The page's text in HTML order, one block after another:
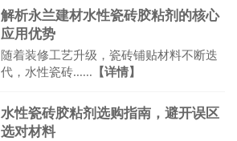
解析永兰建材水性瓷砖胶粘剂的核心
应用优势
随着装修工艺升级，瓷砖铺贴材料不断迭
代，水性瓷砖...... 【详情】
水性瓷砖胶粘剂选购指南，避开误区
选对材料